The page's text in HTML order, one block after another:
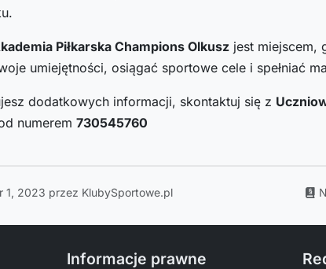
Piłkarska Champions Olkusz jest miejscem,
umiejętności, osiągać sportowe cele i spełniać
dodatkowych informacji, skontaktuj się z
numerem 730545760
1, 2023 przez KlubySportowe.pl
Informacje prawne